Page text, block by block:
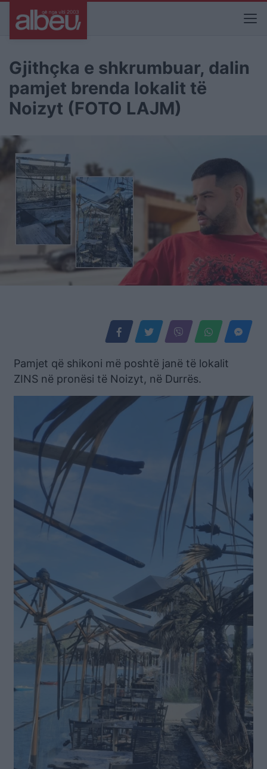
Gjithçka e shkrumbuar, dalin
pamjet brenda lokalit të
Noizyt (FOTO LAJM)
Pamjet që shikoni më poshtë janë të lokalit
ZINS në pronësi të Noizyt, në Durrës.